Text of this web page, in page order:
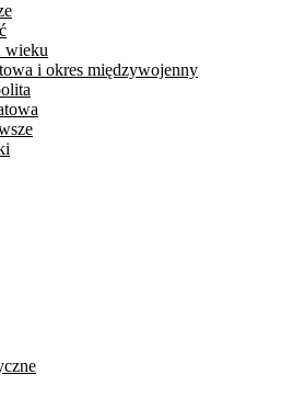
wieku
i okres międzywojenny